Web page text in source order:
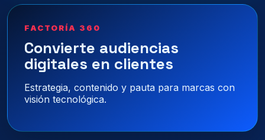
FACTORÍA 360
Convierte audiencias
digitales en clientes
Estrategia, contenido y pauta para marcas con
visión tecnológica.